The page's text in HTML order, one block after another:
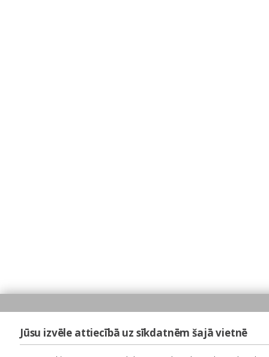
Jūsu izvēle attiecībā uz sīkdatnēm šajā vietnē